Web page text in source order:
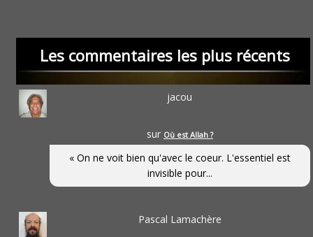
Les commentaires les plus récents
jacou
sur Où est Allah ?
« On ne voit bien qu'avec le coeur. L'essentiel est
invisible pour...
Pascal Lamachère